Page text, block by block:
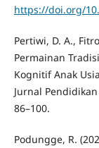
https://doi.org/
Pertiwi, D. A.,
Permainan
Kognitif Anak
Jurnal
86–100.
Podungge, R.